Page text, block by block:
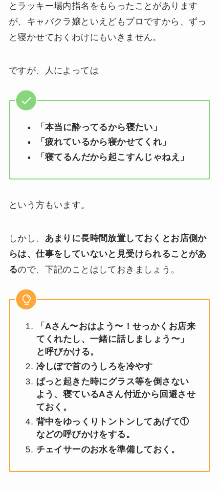
とラッキー場内指名をもらったことがあります
が、キャバクラ嬢といえどもプロですから、ずっ
と寝かせておくわけにもいきません。
ですが、人によっては
「本当に酔ってるから寝たい」
「疲れているから寝かせてくれ」
「寝てるんだから起こすんじゃねえ」
という方もいます。
しかし、 あまりに長時間放置しておくとお店側か
らは、仕事をしていないと見受けられることがあ
るので、下記のことはしておきましょう。
「Aさん〜おはよう〜！せっかくお店来
てくれたし、一緒に話しましょう〜」
と呼びかける。
冷しぼで首のうしろを冷やす
ぱっと起きた時にグラス等を倒さない
よう、寝ているAさん付近から回避させ
ておく。
背中をゆっくりトントンしてあげて①
などの呼びかけをする。
チェイサーのお水を準備しておく。